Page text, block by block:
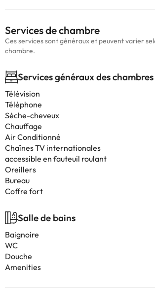
Services de chambre
Ces services sont généraux et peuvent varier
chambre.
Services généraux des chambres
Télévision
Téléphone
Sèche-cheveux
Chauffage
Air Conditionné
Chaînes TV internationales
accessible en fauteuil roulant
Oreillers
Bureau
Coffre fort
Salle de bains
Baignoire
WC
Douche
Amenities